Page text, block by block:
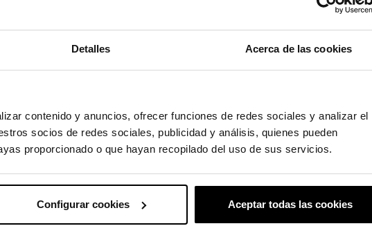
Detalles Acerca de las cookies
contenido y anuncios, ofrecer funciones de redes sociales y analizar el
socios de redes sociales, publicidad y análisis, quienes pueden
proporcionado o que hayan recopilado del uso de sus servicios.
Configurar cookies Aceptar todas las cookies
compraram: